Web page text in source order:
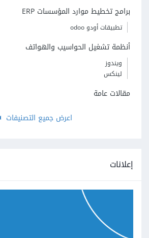
برامج تخطيط موارد المؤسسات ERP
تطبيقات أودو odoo
أنظمة تشغيل الحواسيب والهواتف
ويندوز
لينكس
مقالات عامة
اعرض جميع التصنيفات
إعلانات